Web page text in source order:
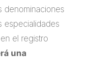
denominaciones
especialidades
el registro
una